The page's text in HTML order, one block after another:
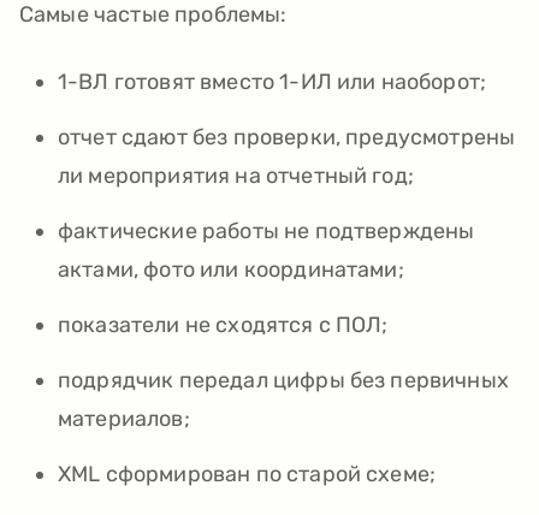
Самые частые проблемы:
1-ВЛ готовят вместо 1-ИЛ или наоборот;
отчет сдают без проверки, предусмотрены
ли мероприятия на отчетный год;
фактические работы не подтверждены
актами, фото или координатами;
показатели не сходятся с ПОЛ;
подрядчик передал цифры без первичных
материалов;
XML сформирован по старой схеме;